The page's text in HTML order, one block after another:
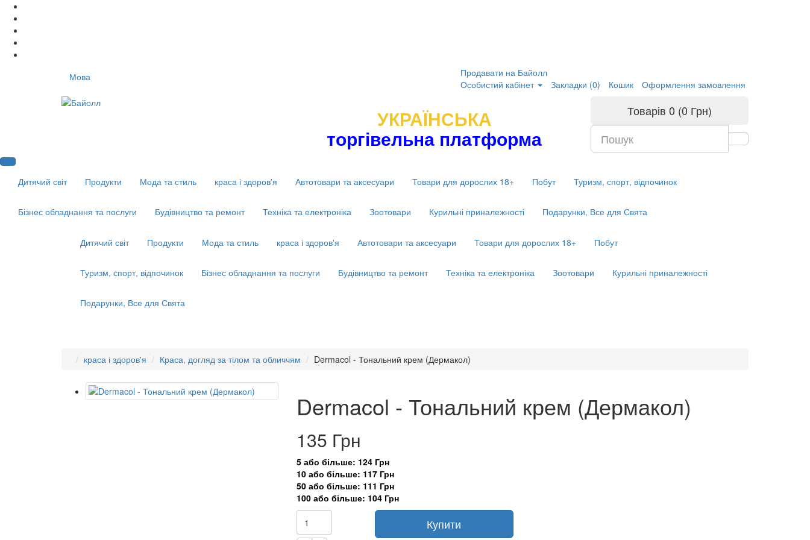
Мова
Продавати на Байолл
Особистий кабінет
Закладки (0) Кошик Оформлення замовлення
УКРАЇНСЬКА
торгівельна платформа
Товарів 0 (0 Грн)
Дитячий світ Продукти Мода та стиль краса і здоров'я Автотовари та аксесуари Товари для дорослих 18+ Побут Туризм, спорт, відпочинок
Бізнес обладнання та послуги Будівництво та ремонт Техніка та електроніка Зоотовари Курильні приналежності Подарунки, Все для Свята
Дитячий світ Продукти Мода та стиль краса і здоров'я Автотовари та аксесуари Товари для дорослих 18+ Побут
Туризм, спорт, відпочинок Бізнес обладнання та послуги Будівництво та ремонт Техніка та електроніка Зоотовари Курильні приналежності
Подарунки, Все для Свята
краса і здоров'я Краса, догляд за тілом та обличчям Dermacol - Тональний крем (Дермакол)
Dermacol - Тональний крем (Дермакол)
135 Грн
5 або більше: 124 Грн
10 або більше: 117 Грн
50 або більше: 111 Грн
100 або більше: 104 Грн
Купити